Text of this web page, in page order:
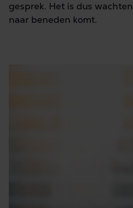
gesprek. Het is dus
naar beneden komt.